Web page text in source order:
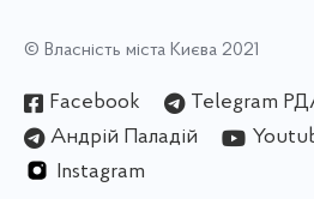
© Власність міста Києва 2021
Facebook
Telegram
Андрій Паладій
Instagram